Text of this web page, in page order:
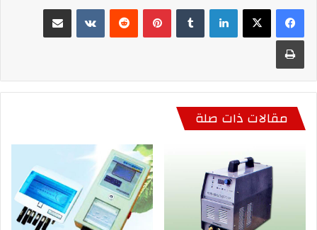
لينكدإن بينتيريست مشاركة عبر البريد
طباعة
مقالات ذات صلة